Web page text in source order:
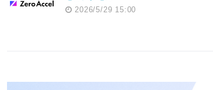
2026/5/29 15:00